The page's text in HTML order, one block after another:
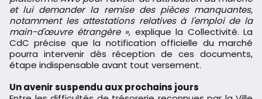
et lui demander la remise des pièces manquantes,
notamment les attestations relatives à l'emploi de la
main-d'œuvre étrangère », explique la Collectivité. La
CdC précise que la notification officielle du marché
pourra intervenir dès réception de ces documents,
étape indispensable avant tout versement.
Un avenir suspendu aux prochains jours